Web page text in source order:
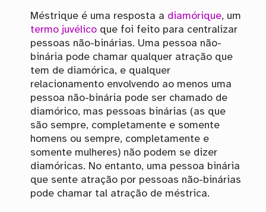
Méstrique é uma resposta a diamórique, um
termo juvélicoque foi feito para centralizar
pessoas não-binárias. Uma pessoa não-
binária pode chamar qualquer atração que
tem de diamórica, e qualquer
relacionamento envolvendo ao menos uma
pessoa não-binária pode ser chamado de
diamórico, mas pessoas binárias (as que
são sempre, completamente e somente
homens ou sempre, completamente e
somente mulheres) não podem se dizer
diamóricas. No entanto, uma pessoa binária
que sente atração por pessoas não-binárias
pode chamar tal atração de méstrica.